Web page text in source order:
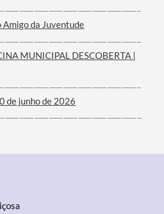
da Juventude
MUNICIPAL DESCOBERTA |
de junho de 2026